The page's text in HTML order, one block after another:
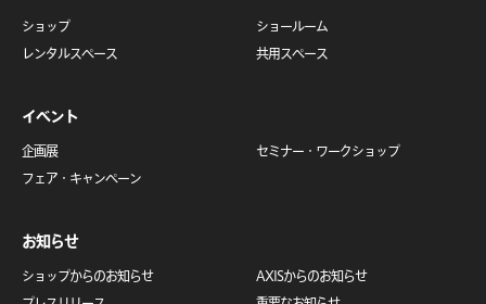
ショップ ショールーム
レンタルスペース 共用スペース
イベント
企画展 セミナー・ ワークショップ
フェア・キャンペーン
お知らせ
ショップからのお知らせ AXISからのお知らせ